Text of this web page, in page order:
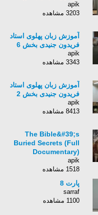
apik
3203 مشاهده
آموزش زبان پهلوی استاد
فریدون جنیدی بخش 6
apik
3343 مشاهده
آموزش زبان پهلوی استاد
فریدون جنیدی بخش 2
apik
8413 مشاهده
The Bible&#39;s
Buried Secrets (Full
Documentary)
apik
1518 مشاهده
پارت 8
sarraf
1100 مشاهده